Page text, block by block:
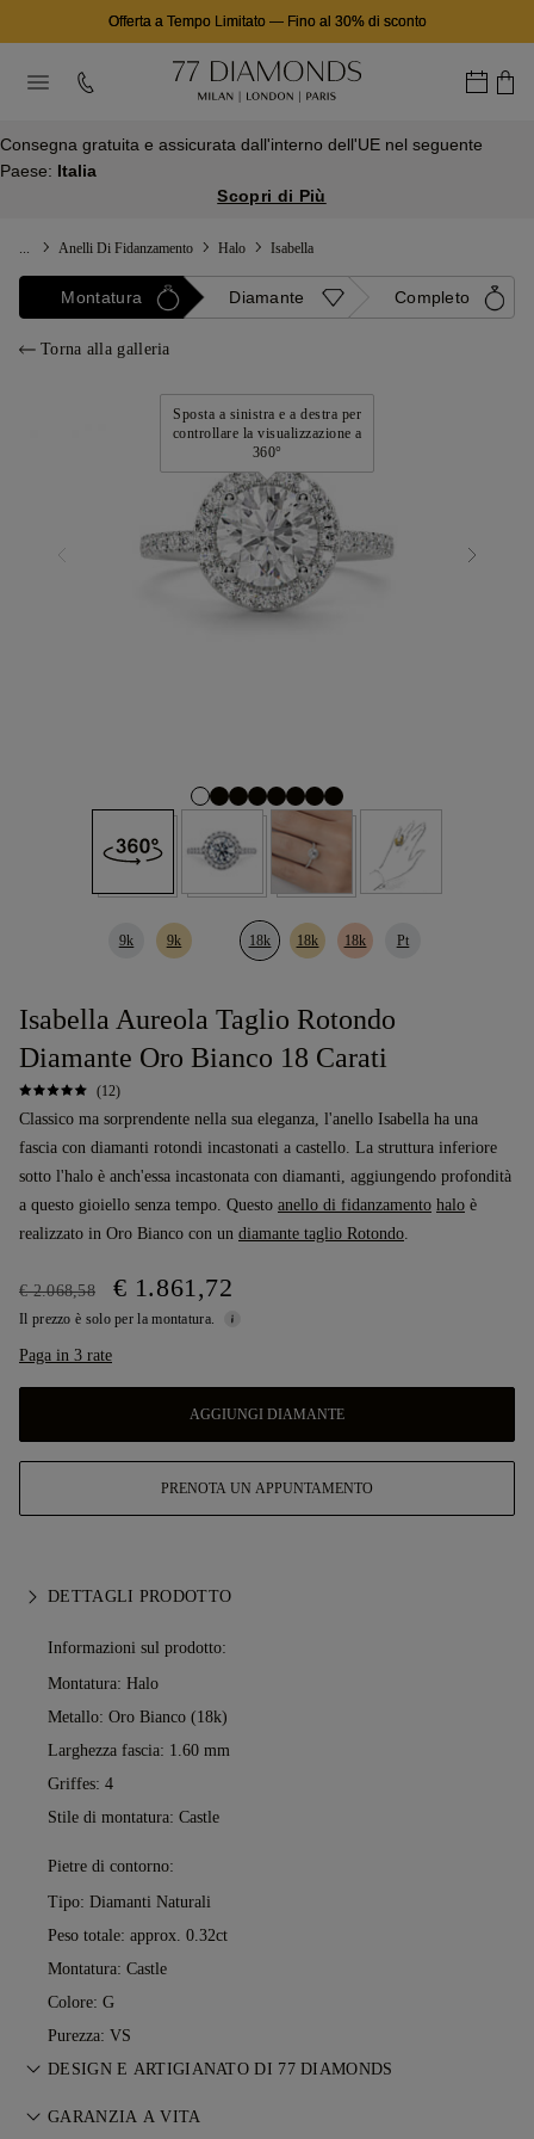
Offerta a Tempo Limitato— Fino al 30% di sconto
Consegna gratuita e assicurata dall'interno dell'UE nel seguente
Paese: Italia
Scopri di Più
Anelli Di Fidanzamento Halo Isabella
Montatura Diamante Completo
Torna alla galleria
Sposta a sinistra e a destra per
controllare la visualizzazione a
360°
9k 9k 18k 18k 18k Pt
Isabella Aureola Taglio Rotondo
Diamante Oro Bianco 18 Carati
(12)
Classico ma sorprendente nella sua eleganza, l'anello Isabella ha una
fascia con diamanti rotondi incastonati a castello. La struttura inferiore
sotto l'halo è anch'essa incastonata con diamanti, aggiungendo profondità
a questo gioiello senza tempo. Questo anello di fidanzamento halo è
realizzato in Oro Bianco con un diamante taglio Rotondo.
€ 2.068,58 € 1.861,72
Il prezzo è solo per la montatura.
Paga in 3 rate
AGGIUNGI DIAMANTE
PRENOTA UN APPUNTAMENTO
DETTAGLI PRODOTTO
Informazioni sul prodotto:
Montatura: Halo
Metallo: Oro Bianco (18k)
Larghezza fascia: 1.60 mm
Griffes: 4
Stile di montatura: Castle
Pietre di contorno:
Tipo: Diamanti Naturali
Peso totale: approx. 0.32ct
Montatura: Castle
Colore: G
Purezza: VS
DESIGN E ARTIGIANATO DI 77 DIAMONDS
L’arte del racconto prende forma, un gioiello alla volta, grazie
GARANZIA A VITA